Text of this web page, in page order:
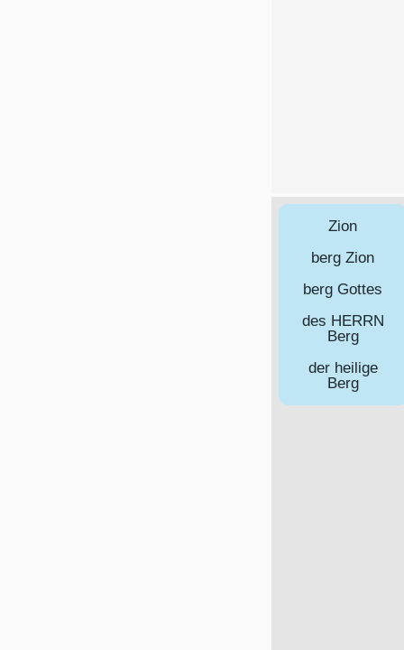
Zion
berg Zion
berg Gottes
des HERRN
Berg
der heilige
Berg